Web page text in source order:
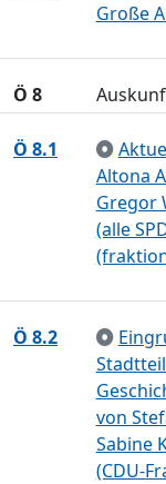
Große
Ö 8
Ö 8.1
Altona
Gregor
(alle
Ö 8.2
von
Sabine
(CDU-